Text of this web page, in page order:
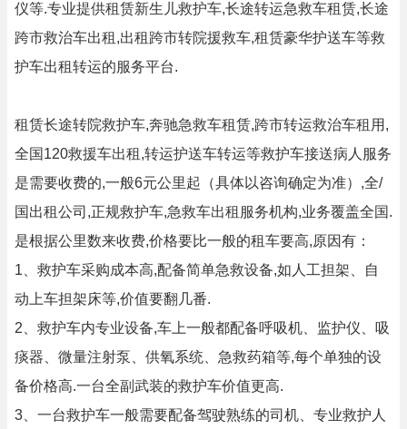
仪等.专业提供租赁新生儿救护车,长途转运急救车租赁,长途
跨市救治车出租,出租跨市转院援救车,租赁豪华护送车等救
护车出租转运的服务平台.
租赁长途转院救护车,奔驰急救车租赁,跨市转运救治车租用,
全国120救援车出租,转运护送车转运等救护车接送病人服务
是需要收费的,一般6元公里起（具体以咨询确定为准）,全/
国出租公司,正规救护车,急救车出租服务机构,业务覆盖全国.
是根据公里数来收费,价格要比一般的租车要高,原因有：
1、救护车采购成本高,配备简单急救设备,如人工担架、自
动上车担架床等,价值要翻几番.
2、救护车内专业设备,车上一般都配备呼吸机、监护仪、吸
痰器、微量注射泵、供氧系统、急救药箱等,每个单独的设
备价格高.一台全副武装的救护车价值更高.
3、一台救护车一般需要配备驾驶熟练的司机、专业救护人